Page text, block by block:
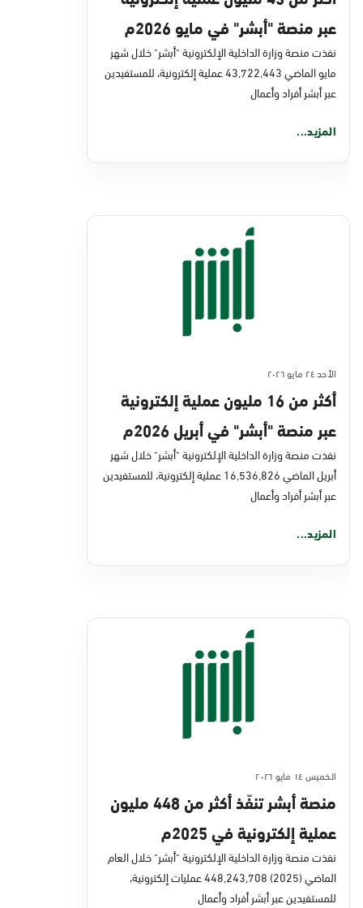
عبر منصة "أبشر" في مايو 2026م
نفذت منصة وزارة الداخلية الإلكترونية "أبشر" خلال شهر
مايو الماضي 43,722,443 عملية إلكترونية، للمستفيدين
عبر أبشر أفراد وأعمال
المزيد...
الأحد ٢٤ مايو ٢٠٢٦
أكثر من 16 مليون عملية إلكترونية
عبر منصة "أبشر" في أبريل 2026م
نفذت منصة وزارة الداخلية الإلكترونية "أبشر" خلال شهر
أبريل الماضي 16,536,826 عملية إلكترونية، للمستفيدين
عبر أبشر أفراد وأعمال
المزيد...
الخميس ١٤ مايو ٢٠٢٦
منصة أبشر تنفّذ أكثر من 448 مليون
عملية إلكترونية في 2025م
نفذت منصة وزارة الداخلية الإلكترونية "أبشر" خلال العام
الماضي (2025) 448,243,708 عمليات إلكترونية،
للمستفيدين عبر أبشر أفراد وأعمال